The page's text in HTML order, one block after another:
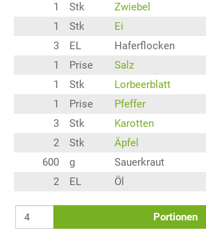
1
Stk
Zwiebel
1
Stk
Ei
3
EL
Haferflocken
1
Prise
Salz
1
Stk
Lorbeerblatt
1
Prise
Pfeffer
3
Stk
Karotten
2
Stk
Äpfel
600
g
Sauerkraut
2
EL Öl
Portionen